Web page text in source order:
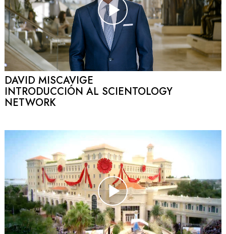
DAVID MISCAVIGE
INTRODUCCIÓN AL SCIENTOLOGY
NETWORK